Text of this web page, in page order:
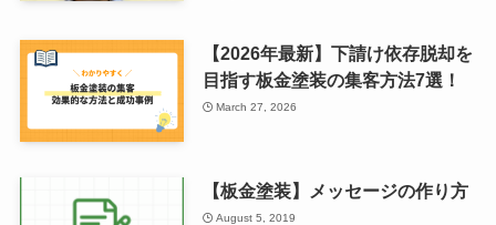
【2026年最新】下請け依存脱却を
目指す板金塗装の集客方法7選！
March 27, 2026
【板金塗装】メッセージの作り方
August 5, 2019